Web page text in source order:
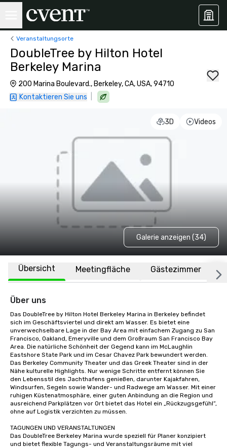
Veranstaltungsorte
DoubleTree by Hilton Hotel
Berkeley Marina
200 Marina Boulevard., Berkeley, CA, USA, 94710
Kontaktieren Sie uns
3D Videos
Galerie anzeigen (34)
Übersicht Meetingfläche Gästezimmer
Über uns
Das DoubleTree by Hilton Hotel Berkeley Marina in Berkeley befindet
sich im Geschäftsviertel und direkt am Wasser. Es bietet eine
unverwechselbare Lage in der Bay Area mit einfachem Zugang zu San
Francisco, Oakland, Emeryville und dem Großraum San Francisco Bay
Area. Die natürliche Schönheit der Gegend kann im McLaughlin
Eastshore State Park und im Cesar Chavez Park bewundert werden.
Das Berkeley Community Theater und das Greek Theater sind in der
Nähe kulturelle Highlights. Nur wenige Schritte entfernt können Sie
den Lebensstil des Jachthafens genießen, darunter Kajakfahren,
Windsurfen, Segeln sowie Wander- und Radwege am Wasser. Mit einer
ruhigen Küstenatmosphäre, einer guten Anbindung an die Region und
ausreichend Parkplätzen vor Ort bietet das Hotel ein „Rückzugsgefühl“,
ohne auf Logistik verzichten zu müssen.
TAGUNGEN UND VERANSTALTUNGEN
Das DoubleTree Berkeley Marina wurde speziell für Planer konzipiert
und bietet flexible Tagungs- und Veranstaltungsräume mit viel